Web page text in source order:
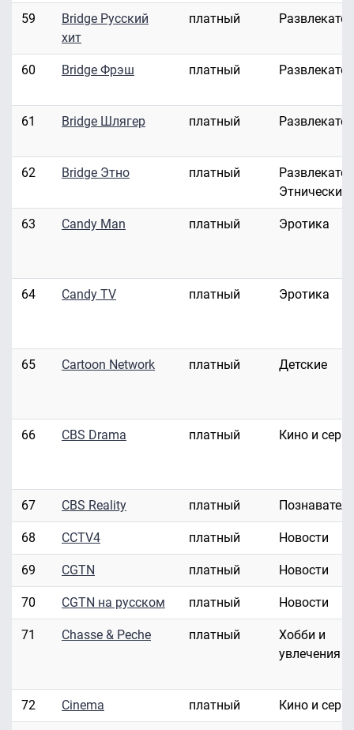
59
Bridge Русский
хит
платный
60 Bridge Фрэш платный
61 Bridge Шлягер платный
62 Bridge Этно платный
Этнические
63 Candy Man платный Эротика
64 Candy TV платный Эротика
65 Cartoon Network платный Детские
66 CBS Drama платный Кино и
67 CBS Reality платный
68 CCTV4 платный Новости
69 CGTN платный Новости
70 CGTN на русском платный Новости
71 Chasse & Peche платный
Хобби и
увлечения
72 Cinema платный Кино и